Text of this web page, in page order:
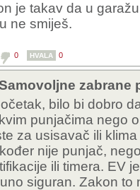
je takav da u
ne smiješ.
0 HVALA 0
bilo bi dobro
punjačima nego
za usisavač ili
nije punjač,
ili timera. EV
siguran. Zakon to